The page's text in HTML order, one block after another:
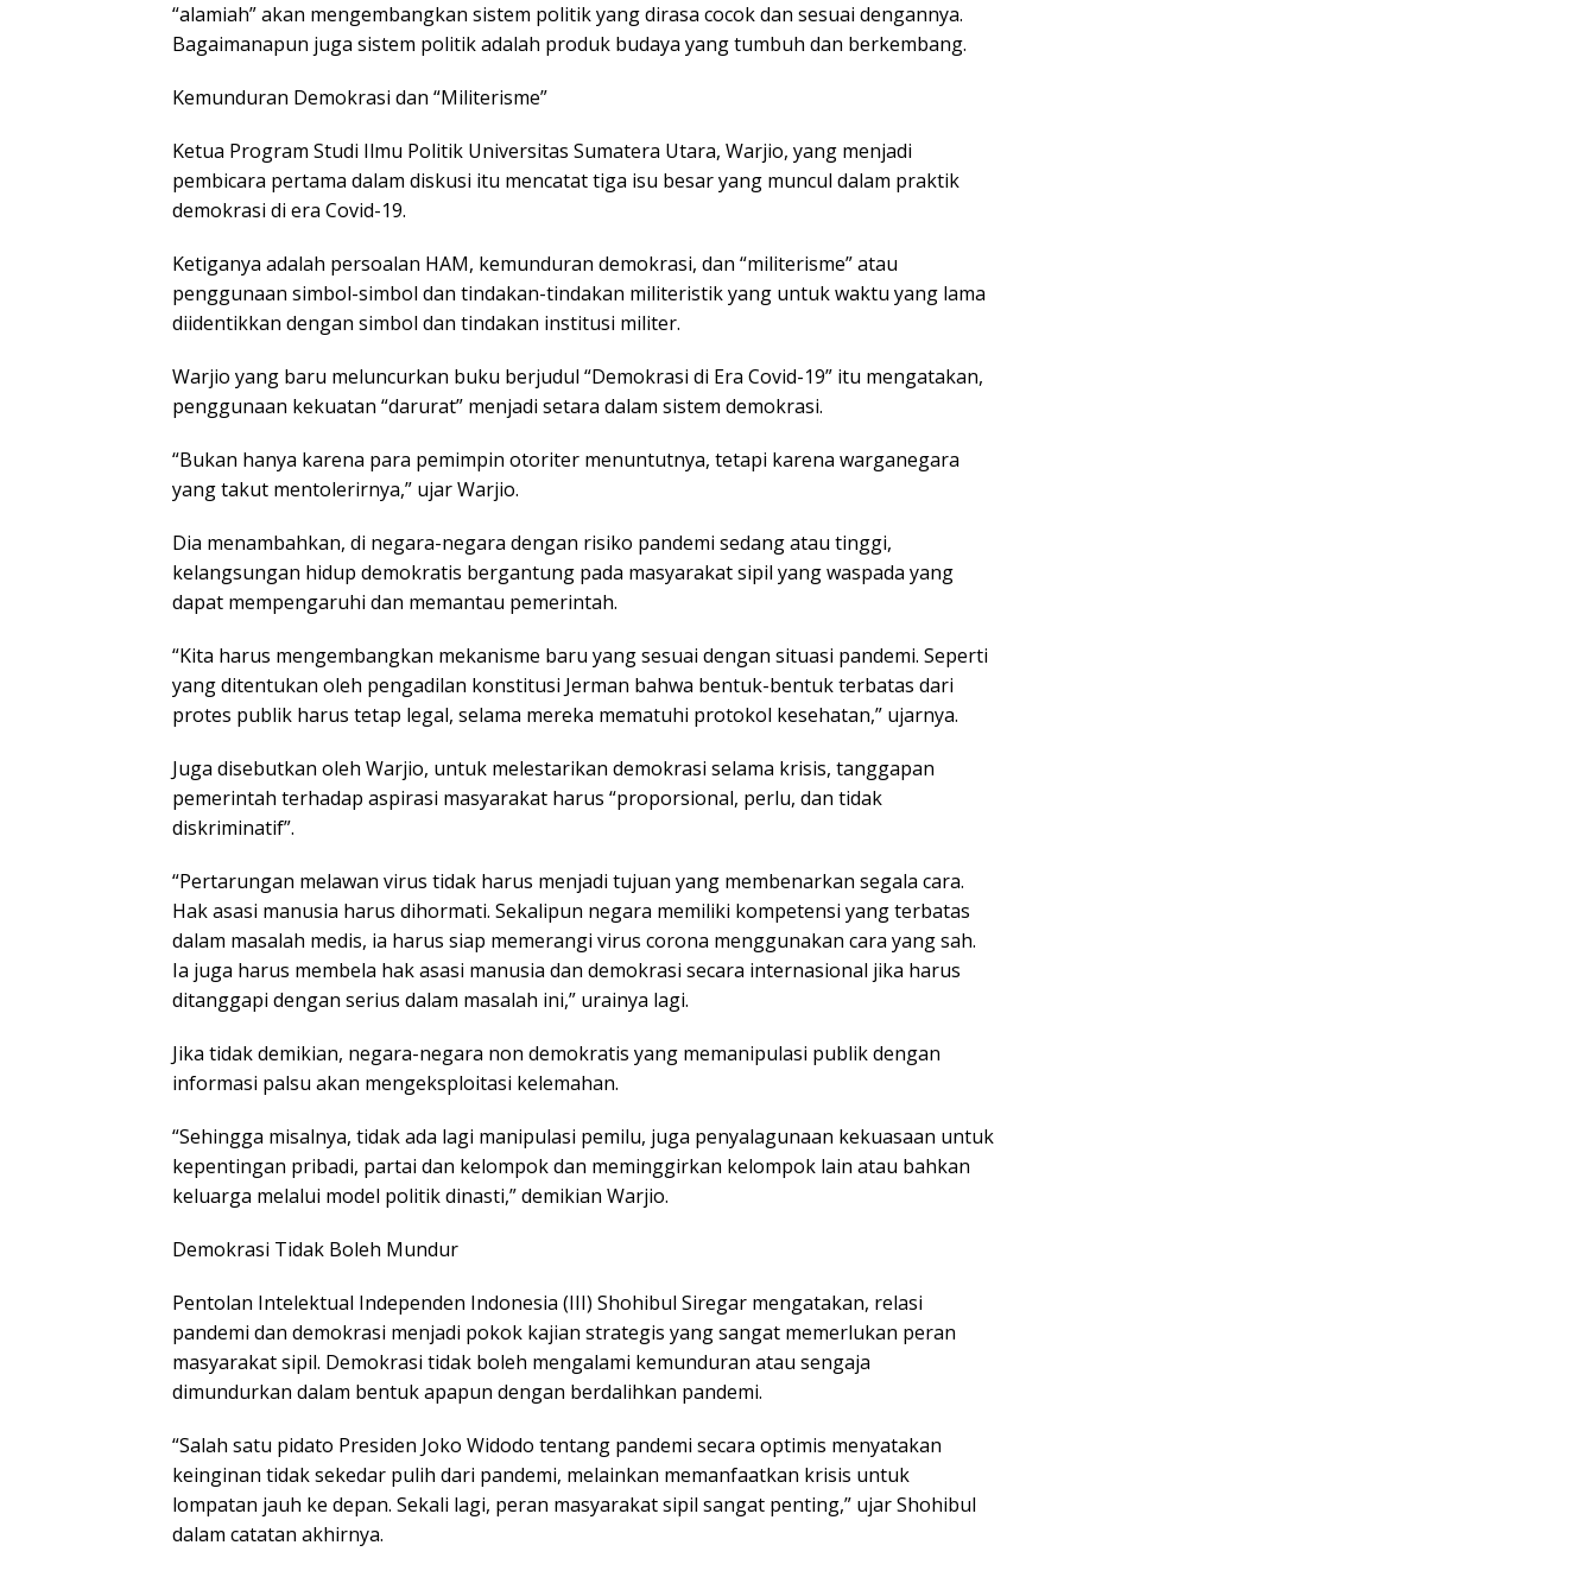
“alamiah” akan mengembangkan sistem politik yang dirasa cocok dan sesuai dengannya.
Bagaimanapun juga sistem politik adalah produk budaya yang tumbuh dan berkembang.
Kemunduran Demokrasi dan “Militerisme”
Ketua Program Studi Ilmu Politik Universitas Sumatera Utara, Warjio, yang menjadi
pembicara pertama dalam diskusi itu mencatat tiga isu besar yang muncul dalam praktik
demokrasi di era Covid-19.
Ketiganya adalah persoalan HAM, kemunduran demokrasi, dan “militerisme” atau
penggunaan simbol-simbol dan tindakan-tindakan militeristik yang untuk waktu yang lama
diidentikkan dengan simbol dan tindakan institusi militer.
Warjio yang baru meluncurkan buku berjudul “Demokrasi di Era Covid-19” itu mengatakan,
penggunaan kekuatan “darurat” menjadi setara dalam sistem demokrasi.
“Bukan hanya karena para pemimpin otoriter menuntutnya, tetapi karena warganegara
yang takut mentolerirnya,” ujar Warjio.
Dia menambahkan, di negara-negara dengan risiko pandemi sedang atau tinggi,
kelangsungan hidup demokratis bergantung pada masyarakat sipil yang waspada yang
dapat mempengaruhi dan memantau pemerintah.
“Kita harus mengembangkan mekanisme baru yang sesuai dengan situasi pandemi. Seperti
yang ditentukan oleh pengadilan konstitusi Jerman bahwa bentuk-bentuk terbatas dari
protes publik harus tetap legal, selama mereka mematuhi protokol kesehatan,” ujarnya.
Juga disebutkan oleh Warjio, untuk melestarikan demokrasi selama krisis, tanggapan
pemerintah terhadap aspirasi masyarakat harus “proporsional, perlu, dan tidak
diskriminatif”.
“Pertarungan melawan virus tidak harus menjadi tujuan yang membenarkan segala cara.
Hak asasi manusia harus dihormati. Sekalipun negara memiliki kompetensi yang terbatas
dalam masalah medis, ia harus siap memerangi virus corona menggunakan cara yang sah.
Ia juga harus membela hak asasi manusia dan demokrasi secara internasional jika harus
ditanggapi dengan serius dalam masalah ini,” urainya lagi.
Jika tidak demikian, negara-negara non demokratis yang memanipulasi publik dengan
informasi palsu akan mengeksploitasi kelemahan.
“Sehingga misalnya, tidak ada lagi manipulasi pemilu, juga penyalagunaan kekuasaan untuk
kepentingan pribadi, partai dan kelompok dan meminggirkan kelompok lain atau bahkan
keluarga melalui model politik dinasti,” demikian Warjio.
Demokrasi Tidak Boleh Mundur
Pentolan Intelektual Independen Indonesia (III) Shohibul Siregar mengatakan, relasi
pandemi dan demokrasi menjadi pokok kajian strategis yang sangat memerlukan peran
masyarakat sipil. Demokrasi tidak boleh mengalami kemunduran atau sengaja
dimundurkan dalam bentuk apapun dengan berdalihkan pandemi.
“Salah satu pidato Presiden Joko Widodo tentang pandemi secara optimis menyatakan
keinginan tidak sekedar pulih dari pandemi, melainkan memanfaatkan krisis untuk
lompatan jauh ke depan. Sekali lagi, peran masyarakat sipil sangat penting,” ujar Shohibul
dalam catatan akhirnya.